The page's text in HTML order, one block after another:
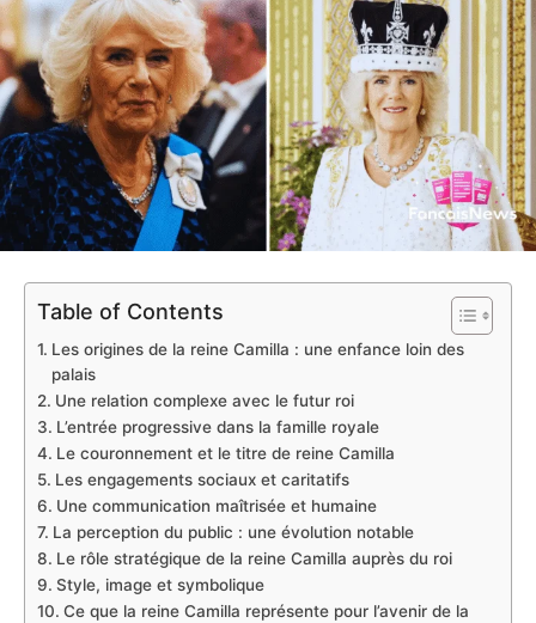
Table of Contents
Les origines de la reine Camilla : une enfance loin des
palais
Une relation complexe avec le futur roi
L’entrée progressive dans la famille royale
Le couronnement et le titre de reine Camilla
Les engagements sociaux et caritatifs
Une communication maîtrisée et humaine
La perception du public : une évolution notable
Le rôle stratégique de la reine Camilla auprès du roi
Style, image et symbolique
Ce que la reine Camilla représente pour l’avenir de la